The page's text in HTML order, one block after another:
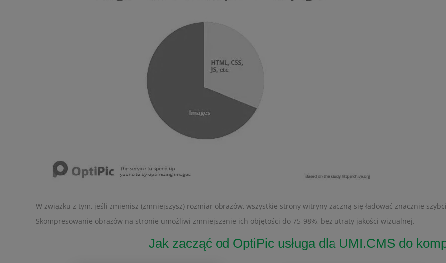
W związku z tym, jeśli zmienisz (zmniejszysz) rozmiar obrazów, wszystkie strony witryny zaczną się ładować znacznie
Skompresowanie obrazów na stronie umożliwi zmniejszenie ich objętości do 75-98%, bez utraty jakości wizualnej.
Jak zacząć od OptiPic usługa dla UMI.CMS do